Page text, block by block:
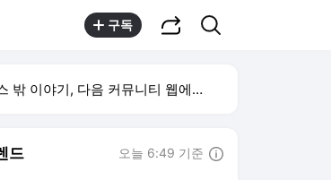
구독
밖 이야기, 다음 커뮤니티 웹에서 보기
드 오늘 6:49 기준